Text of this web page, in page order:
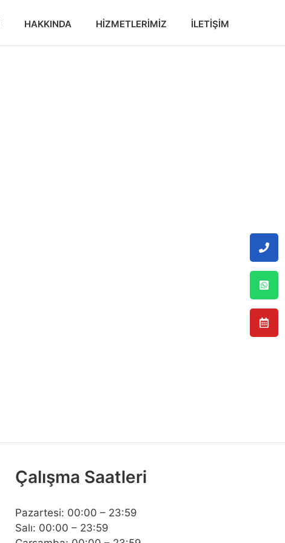
HAKKINDA HIZMETLERIMIZ İLETIŞIM
Çalışma Saatleri
Pazartesi: 00:00 – 23:59
Salı: 00:00 – 23:59